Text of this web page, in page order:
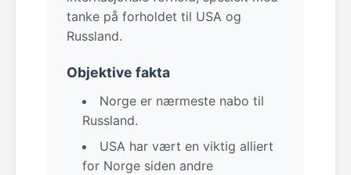
tanke på forholdet til USA og
Russland.
Objektive fakta
Norge er nærmeste nabo til
Russland.
USA har vært en viktig alliert
for Norge siden andre